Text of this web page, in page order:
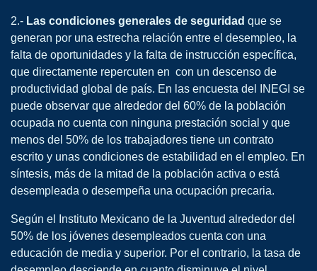
2.- Las condiciones generales de seguridad que se
generan por una estrecha relación entre el desempleo, la
falta de oportunidades y la falta de instrucción específica,
que directamente repercuten en con un descenso de
productividad global de país. En las encuesta del INEGI se
puede observar que alrededor del 60% de la población
ocupada no cuenta con ninguna prestación social y que
menos del 50% de los trabajadores tiene un contrato
escrito y unas condiciones de estabilidad en el empleo. En
síntesis, más de la mitad de la población activa o está
desempleada o desempeña una ocupación precaria.
Según el Instituto Mexicano de la Juventud alrededor del
50% de los jóvenes desempleados cuenta con una
educación de media y superior. Por el contrario, la tasa de